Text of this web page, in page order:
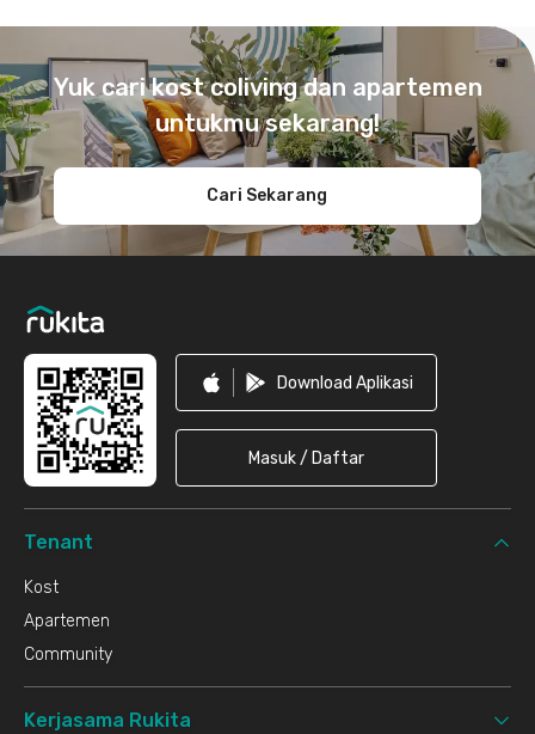
Yuk cari kost coliving dan apartemen
untukmu sekarang!
Cari Sekarang
Download Aplikasi
Masuk / Daftar
Tenant
Kost
Apartemen
Community
Kerjasama Rukita